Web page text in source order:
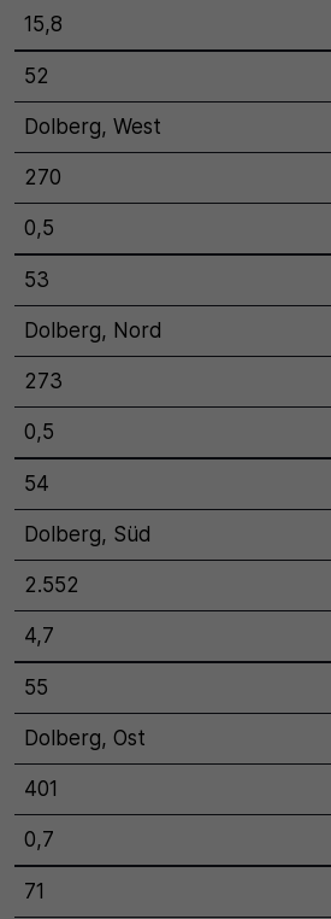
15,8
52
Dolberg, West
270
0,5
53
Dolberg, Nord
273
0,5
54
Dolberg, Süd
2.552
4,7
55
Dolberg, Ost
401
0,7
71